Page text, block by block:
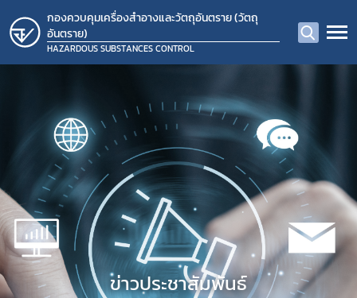
กองควบคุมเครื่องสำอางและวัตถุอันตราย (วัตถุ
อันตราย)
HAZARDOUS SUBSTANCES CONTROL
ข่าวประชาสัมพันธ์